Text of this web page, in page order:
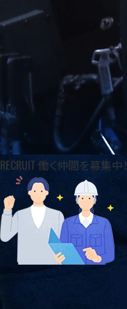
RECRUIT 働く仲間を募集中！